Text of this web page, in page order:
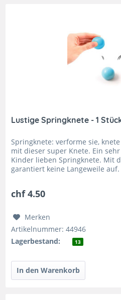
Lustige Springknete - 1
Springknete: verforme sie,
mit dieser super Knete. Ein
Kinder lieben Springknete. Mit
garantiert keine Langeweile
chf 4.50
Merken
Artikelnummer: 44946
Lagerbestand:
13